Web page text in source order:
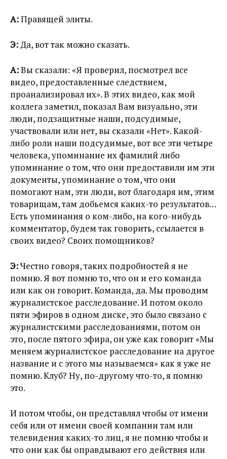
А:Правящей элиты.
Э:Да, вот так можно сказать.
А:Вы сказали: «Я проверил, посмотрел все
видео, предоставленные следствием,
проанализировал их». В этих видео, как мой
коллега заметил, показал Вам визуально, эти
люди, подзащитные наши, подсудимые,
участвовали или нет, вы сказали «Нет». Какой-
либо роли наши подсудимые, вот все эти четыре
человека, упоминание их фамилий либо
упоминание о том, что они предоставили им эти
документы, упоминание о том, что они
помогают нам, эти люди, вот благодаря им, этим
товарищам, там добьемся каких-то результатов…
Есть упоминания о ком-либо, на кого-нибудь
комментатор, будем так говорить, ссылается в
своих видео? Своих помощников?
Э:Честно говоря, таких подробностей я не
помню. Я вот помню то, что он и его команда
или как он говорит. Команда, да. Мы проводим
журналистское расследование. И потом около
пяти эфиров в одном диске, это было связано с
журналистскими расследованиями, потом он
это, после пятого эфира, он уже как говорит «Мы
меняем журналистское расследование на другое
название и с этого мы называемся» как я уже не
помню. Клуб? Ну, по-другому что-то, я помню
это.
И потом чтобы, он представлял чтобы от имени
себя или от имени своей компании там или
телевидения каких-то лиц, я не помню чтобы и
что они как бы оправдывают его действия или